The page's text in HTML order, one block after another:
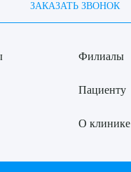
ЗАКАЗАТЬ ЗВОНОК
Филиалы
Пациенту
О клинике